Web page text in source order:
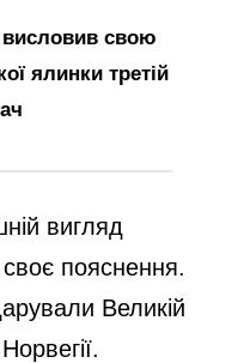
свою
ялинки третій
вигляд
пояснення.
Великій